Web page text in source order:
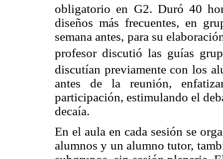
obligatorio en G2. Duró 40
diseños más frecuentes, en
semana antes, para su
profesor discutió las guías
discutían previamente con los
antes de la reunión,
participación, estimulando el
decaía.
En el aula en cada sesión se
alumnos y un alumno tutor,